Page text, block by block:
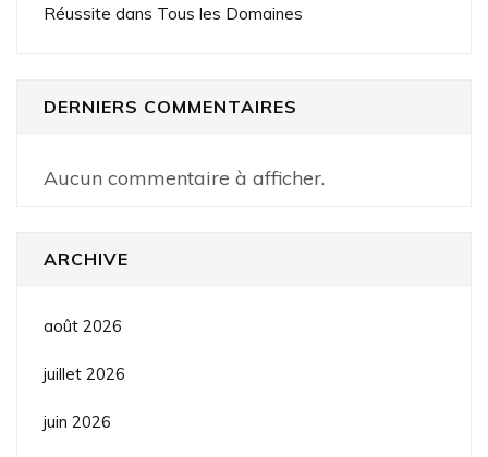
Réussite dans Tous les Domaines
DERNIERS COMMENTAIRES
Aucun commentaire à afficher.
ARCHIVE
août 2026
juillet 2026
juin 2026